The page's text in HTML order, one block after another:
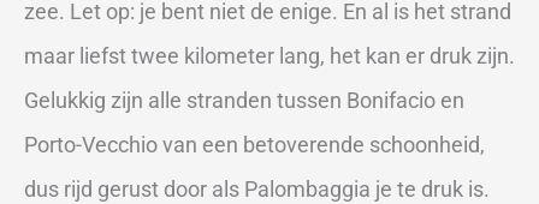
zee. Let op: je bent niet de enige. En al is het strand
maar liefst twee kilometer lang, het kan er druk zijn.
Gelukkig zijn alle stranden tussen Bonifacio en
Porto-Vecchio van een betoverende schoonheid,
dus rijd gerust door als Palombaggia je te druk is.